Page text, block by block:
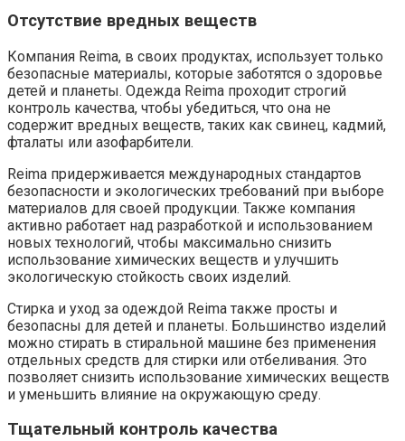
Отсутствие вредных веществ
Компания Reima, в своих продуктах, использует только
безопасные материалы, которые заботятся о здоровье
детей и планеты. Одежда Reima проходит строгий
контроль качества, чтобы убедиться, что она не
содержит вредных веществ, таких как свинец, кадмий,
фталаты или азофарбители.
Reima придерживается международных стандартов
безопасности и экологических требований при выборе
материалов для своей продукции. Также компания
активно работает над разработкой и использованием
новых технологий, чтобы максимально снизить
использование химических веществ и улучшить
экологическую стойкость своих изделий.
Стирка и уход за одеждой Reima также просты и
безопасны для детей и планеты. Большинство изделий
можно стирать в стиральной машине без применения
отдельных средств для стирки или отбеливания. Это
позволяет снизить использование химических веществ
и уменьшить влияние на окружающую среду.
Тщательный контроль качества